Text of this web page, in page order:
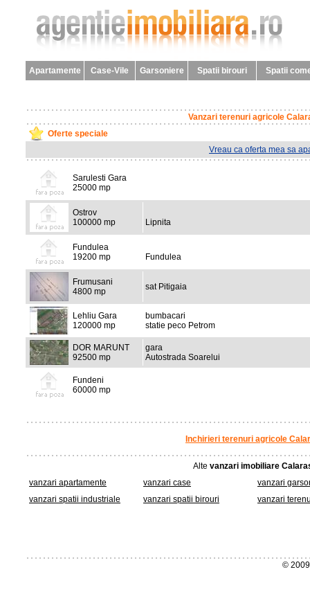
Apartamente Case-Vile Garsoniere Spatii birouri Spatii
Vanzari terenuri agricole
Oferte speciale
Vreau ca oferta mea sa
Sarulesti Gara
25000 mp
Ostrov
100000 mp
Lipnita
Fundulea
19200 mp
Fundulea
Frumusani
4800 mp
sat Pitigaia
Lehliu Gara
120000 mp
bumbacari
statie peco Petrom
DOR MARUNT
92500 mp
gara
Autostrada Soarelui
Fundeni
60000 mp
Inchirieri terenuri agricole
Alte vanzari imobiliare
vanzari apartamente
vanzari case
vanzari
vanzari spatii industriale
vanzari spatii birouri vanzari
©